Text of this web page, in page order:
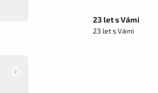
23 let s Vámi
23 let s Vámi